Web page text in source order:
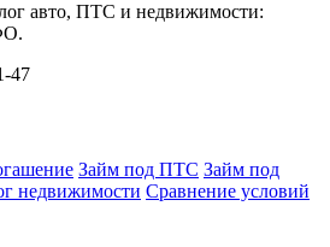
авто, ПТС и недвижимости:
47
Займ под ПТС Займ под
недвижимости Сравнение условий